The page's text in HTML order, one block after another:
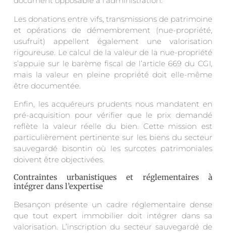
Les donations entre vifs, transmissions de patrimoine
et opérations de démembrement (nue-propriété,
usufruit) appellent également une valorisation
rigoureuse. Le calcul de la valeur de la nue-propriété
s’appuie sur le barème fiscal de l’article 669 du CGI,
mais la valeur en pleine propriété doit elle-même
être documentée.
Enfin, les acquéreurs prudents nous mandatent en
pré-acquisition pour vérifier que le prix demandé
reflète la valeur réelle du bien. Cette mission est
particulièrement pertinente sur les biens du secteur
sauvegardé bisontin où les surcotes patrimoniales
doivent être objectivées.
Contraintes urbanistiques et réglementaires à
intégrer dans l’expertise
Besançon présente un cadre réglementaire dense
que tout expert immobilier doit intégrer dans sa
valorisation. L’inscription du secteur sauvegardé de